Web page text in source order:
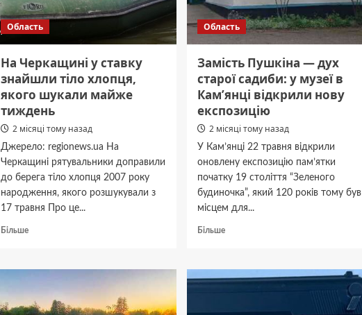
Область
На Черкащині у ставку
знайшли тіло хлопця,
якого шукали майже
тиждень
2 місяці тому назад
Джерело: regionews.ua На
Черкащині рятувальники доправили
до берега тіло хлопця 2007 року
народження, якого розшукували з
17 травня Про це...
БільшеДокладніше
Черкащині
ставку
знайшли
Область
Замість Пушкіна — дух
старої садиби: у музеї в
Кам’янці відкрили нову
експозицію
2 місяці тому назад
У Кам’янці 22 травня відкрили
оновлену експозицію пам’ятки
початку 19 століття “Зеленого
будиночка”, який 120 років тому був
місцем для...
БільшеДокладніше
Пушкіна
—